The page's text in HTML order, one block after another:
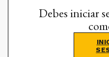
Debes iniciar